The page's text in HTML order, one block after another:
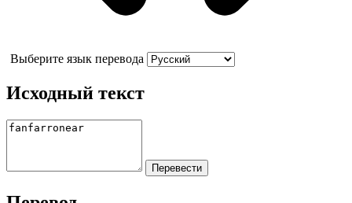
Выберите язык перевода
Исходный текст